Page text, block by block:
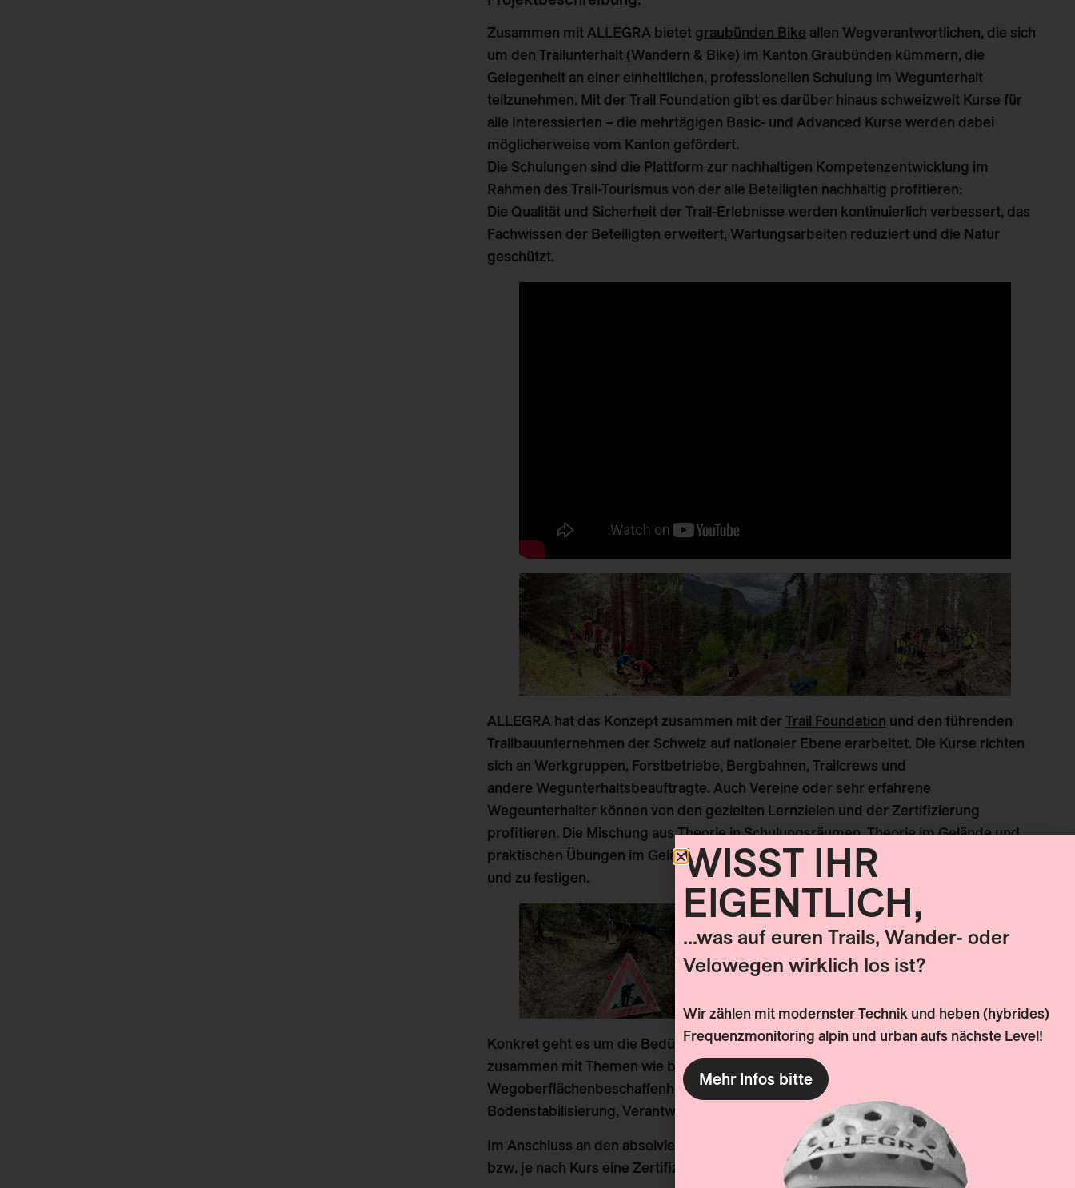
Zusammen mit ALLEGRA bietet graubünden Bike allen Wegverantwortlichen, die sich
um den Trailunterhalt ​(Wandern & Bike) im Kanton Graubünden kümmern, die
Gelegenheit an einer ​einheitlichen, professionellen Schulung im Wegunterhalt ​
teilzunehmen. Mit derTrail Foundation gibt es darüber hinaus schweizweit Kurse für
alle Interessierten – die mehrtägigen Basic- und Advanced Kurse werden dabei
möglicherweise vom Kanton gefördert.
Die Schulungen sind die Plattform zur nachhaltigen Kompetenzentwicklung im
Rahmen des Trail-Tourismus von der alle Beteiligten nachhaltig profitieren:
Die Qualität und Sicherheit der Trail-Erlebnisse werden kontinuierlich verbessert, das
Fachwissen der Beteiligten erweitert, Wartungsarbeiten reduziertund die Natur
geschützt.
ALLEGRAhat das Konzept zusammen mit derTrail Foundation und den führenden
Trailbauunternehmen der Schweiz auf nationaler Ebene erarbeitet. Die Kurse richten
sich an Werkgruppen, Forstbetriebe, Bergbahnen, ​Trailcrews und
andere Wegunterhaltsbeauftragte. Auch Vereine oder sehr erfahrene
Wegeunterhalter können von den gezielten Lernzielen und der ​Zertifizierung
profitieren. Die Mischung aus Theorie in Schulungsräumen, Theorie im Gelände und
praktischen Übungen im Gelände ist ideal, um das Gelernte in der Praxis anzuwenden
und zu festigen.
Konkret geht es um die Bedürfnisse und Anforderungen von Mountainbikenden
zusammen mit Themen wie beispielsweise
Ko-Existenz, Wassermanagement,
Wegoberflächenbeschaffenheit, Nachhaltiger Trailbau, Signalisation, Kurven,
Bodenstabilisierung, Verantwortlichkeiten
Im Anschluss an den absolvierten Kurs erwartet die Teilnehmer eine Kursbestätigung,
bzw. je nach Kurs eine Zertifizierung als
Mountainbike Wegunterhalt Spezialist.
WISST IHR
EIGENTLICH,
...was auf euren Trails, Wander- oder
Velowegen wirklich los ist?
Wir zählen mit modernster Technik und heben (hybrides)
Frequenzmonitoring alpin und urban aufs nächste Level!
Mehr Infos bitte